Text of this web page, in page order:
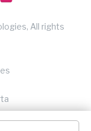
All rights